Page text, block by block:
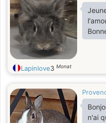
Lapinlove3 Monat
n'ai